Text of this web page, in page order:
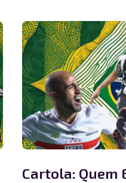
Cartola: Quem